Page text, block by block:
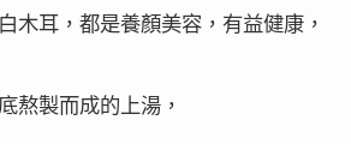
木耳，都是養顏美容，有益健康，
熬製而成的上湯，